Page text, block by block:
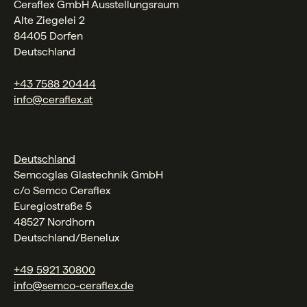
Ceraflex GmbH Ausstellungsraum
Alte Ziegelei 2
84405 Dorfen
Deutschland
+43 7588 20444
info@ceraflex.at
Deutschland
Semcoglas Glastechnik GmbH
c/o Semco Ceraflex
Euregiostraße 5
48527 Nordhorn
Deutschland/Benelux
+49 5921 30800
info@semco-ceraflex.de